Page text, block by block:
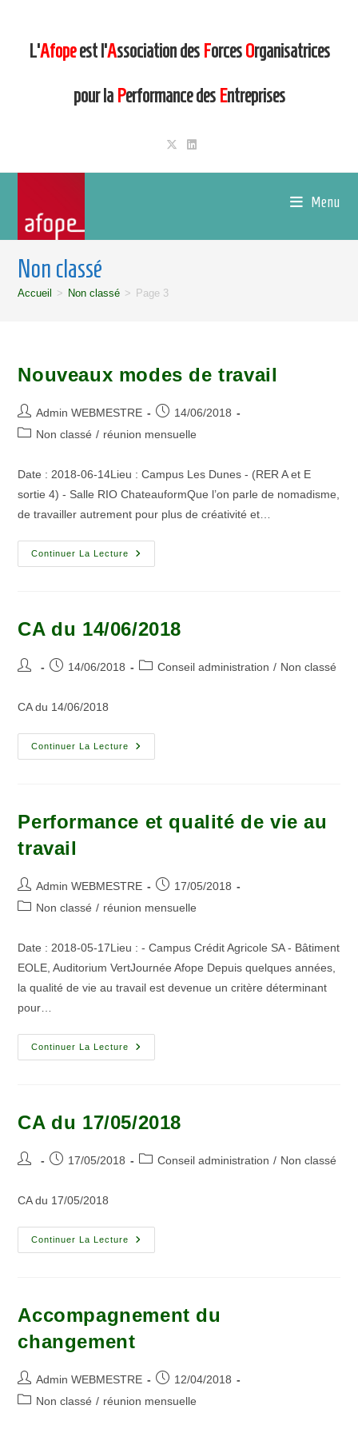
L’Afopeest l’Association des ForcesOrganisatrices
pour la Performance des Entreprises
Menu
Non classé
Accueil > Non classé > Page 3
Nouveaux modes de travail
Admin WEBMESTRE
14/06/2018
Non classé / réunion mensuelle
Date : 2018-06-14Lieu : Campus Les Dunes - (RER A et E
sortie 4) - Salle RIO ChateauformQue l’on parle de nomadisme,
de travailler autrement pour plus de créativité et…
Continuer La Lecture
CA du 14/06/2018
14/06/2018 Conseil administration / Non classé
CA du 14/06/2018
Continuer La Lecture
Performance et qualité de vie au
travail
Admin WEBMESTRE
17/05/2018
Non classé / réunion mensuelle
Date : 2018-05-17Lieu : - Campus Crédit Agricole SA - Bâtiment
EOLE, Auditorium VertJournée Afope Depuis quelques années,
la qualité de vie au travail est devenue un critère déterminant
pour…
Continuer La Lecture
CA du 17/05/2018
17/05/2018 Conseil administration / Non classé
CA du 17/05/2018
Continuer La Lecture
Accompagnement du
changement
Admin WEBMESTRE
12/04/2018
Non classé / réunion mensuelle